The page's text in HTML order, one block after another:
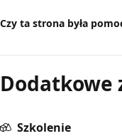
Czy ta strona była
Dodatkowe
Szkolenie